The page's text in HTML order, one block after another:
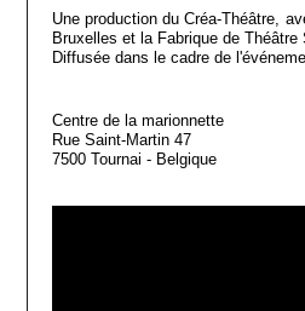
Une production du Créa-Théâtre,
Bruxelles et la Fabrique de
Diffusée dans le cadre de
Centre de la marionnette
Rue Saint-Martin 47
7500 Tournai - Belgique